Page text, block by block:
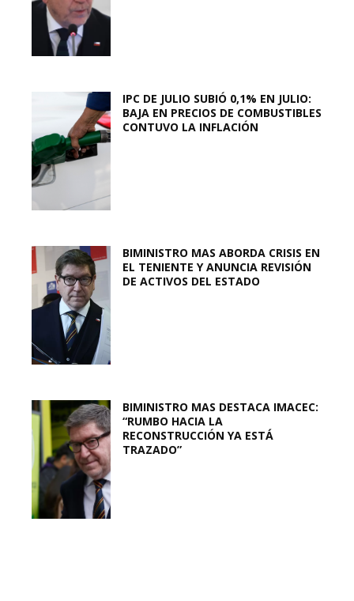
IPC DE JULIO SUBIÓ 0,1% EN JULIO:
BAJA EN PRECIOS DE COMBUSTIBLES
CONTUVO LA INFLACIÓN
BIMINISTRO MAS ABORDA CRISIS EN
EL TENIENTE Y ANUNCIA REVISIÓN
DE ACTIVOS DEL ESTADO
BIMINISTRO MAS DESTACA IMACEC:
“RUMBO HACIA LA
RECONSTRUCCIÓN YA ESTÁ
TRAZADO”